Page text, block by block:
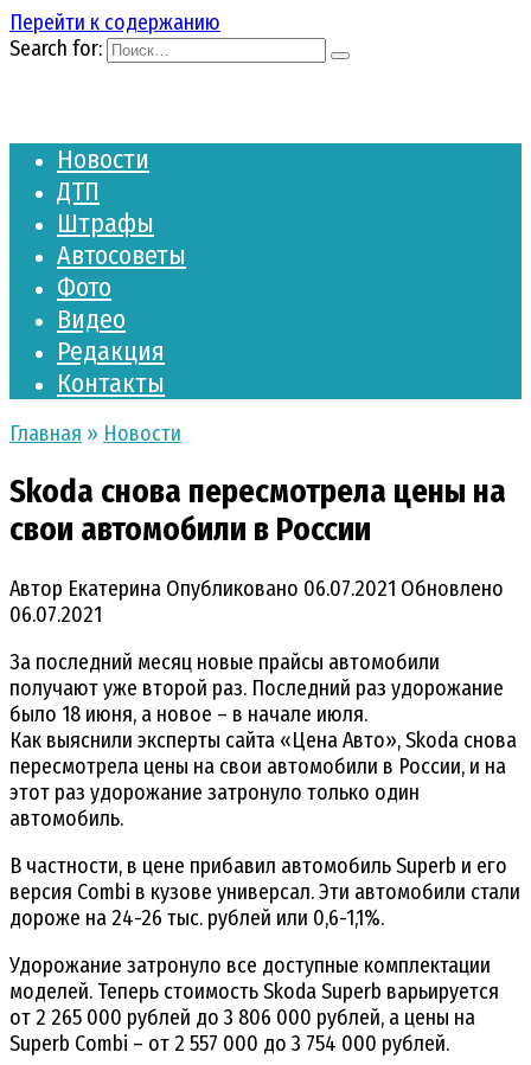
Перейти к содержанию
Search for:
Новости
ДТП
Штрафы
Автосоветы
Фото
Видео
Редакция
Контакты
Главная » Новости
Skoda снова пересмотрела цены на
свои автомобили в России
Автор Екатерина Опубликовано 06.07.2021 Обновлено
06.07.2021
За последний месяц новые прайсы автомобили
получают уже второй раз. Последний раз удорожание
было 18 июня, а новое – в начале июля.
Как выяснили эксперты сайта «Цена Авто», Skoda снова
пересмотрела цены на свои автомобили в России, и на
этот раз удорожание затронуло только один
автомобиль.
В частности, в цене прибавил автомобиль Superb и его
версия Combi в кузове универсал. Эти автомобили стали
дороже на 24-26 тыс. рублей или 0,6-1,1%.
Удорожание затронуло все доступные комплектации
моделей. Теперь стоимость Skoda Superb варьируется
от 2 265 000 рублей до 3 806 000 рублей, а цены на
Superb Combi – от 2 557 000 до 3 754 000 рублей.